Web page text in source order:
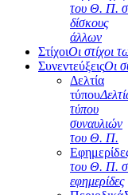
του Θ. Π.
δίσκους
άλλων
ΣτίχοιΟι στίχοι
ΣυνεντεύξειςΟι
Δελτία
τύπου
τύπου
συναυλιών
του Θ. Π.
του Θ. Π.
εφημερίδες